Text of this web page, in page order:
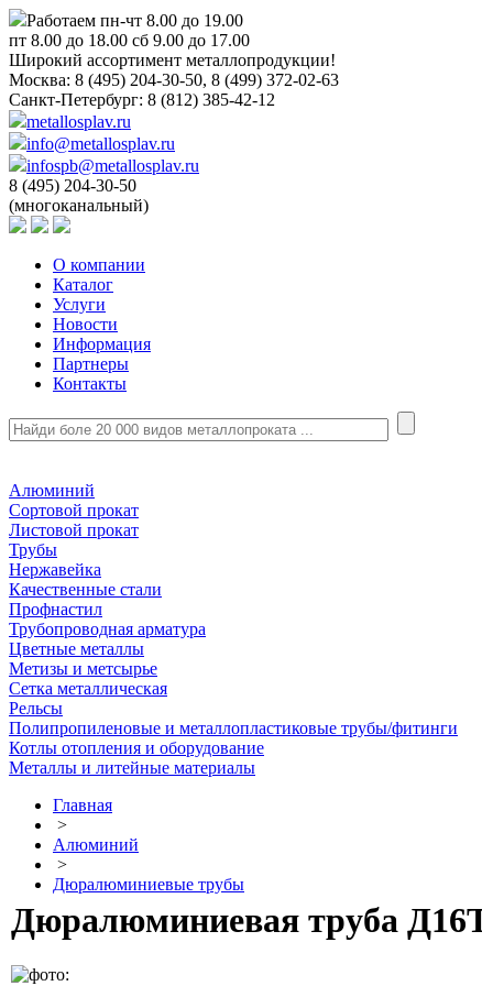
Работаем пн-чт 8.00 до 19.00
пт 8.00 до 18.00 сб 9.00 до 17.00
Широкий ассортимент металлопродукции!
Москва: 8 (495) 204-30-50, 8 (499) 372-02-63
Санкт-Петербург: 8 (812) 385-42-12
metallosplav.ru
info@metallosplav.ru
infospb@metallosplav.ru
8 (495) 204-30-50
(многоканальный)
О компании
Каталог
Услуги
Новости
Информация
Партнеры
Контакты
Алюминий
Сортовой прокат
Листовой прокат
Трубы
Нержавейка
Качественные стали
Профнастил
Трубопроводная арматура
Цветные металлы
Метизы и метсырье
Сетка металлическая
Рельсы
Полипропиленовые и металлопластиковые трубы/фитинги
Котлы отопления и оборудование
Металлы и литейные материалы
Главная
>
Алюминий
>
Дюралюминиевые трубы
Дюралюминиевая труба